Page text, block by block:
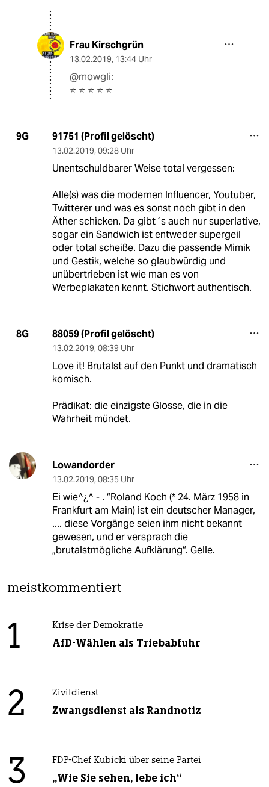
Frau Kirschgrün
13.02.2019, 13:44 Uhr
@mowgli:
⭐️ ⭐️ ⭐️ ⭐️ ⭐️
9G 91751 (Profil gelöscht)
13.02.2019, 09:28 Uhr
Unentschuldbarer Weise total vergessen:
Alle(s) was die modernen Influencer, Youtuber,
Twitterer und was es sonst noch gibt in den
Äther schicken. Da gibt´s auch nur superlative,
sogar ein Sandwich ist entweder supergeil
oder total scheiße. Dazu die passende Mimik
und Gestik, welche so glaubwürdig und
unübertrieben ist wie man es von
Werbeplakaten kennt. Stichwort authentisch.
8G 88059 (Profil gelöscht)
13.02.2019, 08:39 Uhr
Love it! Brutalst auf den Punkt und dramatisch
komisch.
Prädikat: die einzigste Glosse, die in die
Wahrheit mündet.
Lowandorder
13.02.2019, 08:35 Uhr
Ei wie^¿^ - . “Roland Koch (* 24. März 1958 in
Frankfurt am Main) ist ein deutscher Manager,
.... diese Vorgänge seien ihm nicht bekannt
gewesen, und er versprach die
„brutalstmögliche Aufklärung“. Gelle.
meistkommentiert
1 Krise der Demokratie
AfD-Wählen als Triebabfuhr
2 Zivildienst
Zwangsdienst als Randnotiz
3 FDP-Chef Kubicki über seine Partei
„Wie Sie sehen, lebe ich“